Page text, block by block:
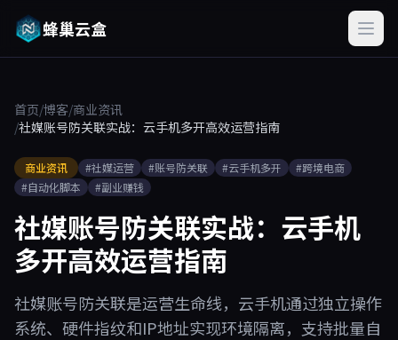
蜂巢云盒
首页/博客/商业资讯
/社媒账号防关联实战：云手机多开高效运营指南
商业资讯 #社媒运营 #账号防关联 #云手机多开
#跨境电商
#自动化脚本
#副业赚钱
社媒账号防关联实战：云手机
多开高效运营指南
社媒账号防关联是运营生命线，云手机通过独立操作
系统、硬件指纹和IP地址实现环境隔离，支持批量自